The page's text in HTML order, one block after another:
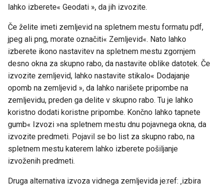
lahko izberete« Geodati », da jih izvozite.
Če želite imeti zemljevid na spletnem mestu formatu pdf,
jpeg ali png, morate označiti« Zemljevid«. Nato lahko
izberete ikono nastavitev na spletnem mestu zgornjem
desno okna za skupno rabo, da nastavite oblike datotek. Če
izvozite zemljevid, lahko nastavite stikalo« Dodajanje
opomb na zemljevid », da lahko narišete pripombe na
zemljevidu, preden ga delite v skupno rabo. Tu je lahko
koristno dodati koristne pripombe. Končno lahko tapnete
gumb« Izvozi »na spletnem mestu dnu pojavnega okna, da
izvozite predmeti. Pojavil se bo list za skupno rabo, na
spletnem mestu katerem lahko izberete pošiljanje
izvoženih predmeti.
Druga alternativa izvoza vidnega zemljevida je:ref: ‚izbira